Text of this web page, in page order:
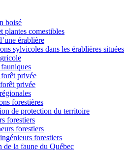
boisé
plantes comestibles
érablière
sylvicoles dans les érablières situées
privée
privée
forestières
de protection du territoire
forestiers
forestiers
forestiers
de la faune du Québec